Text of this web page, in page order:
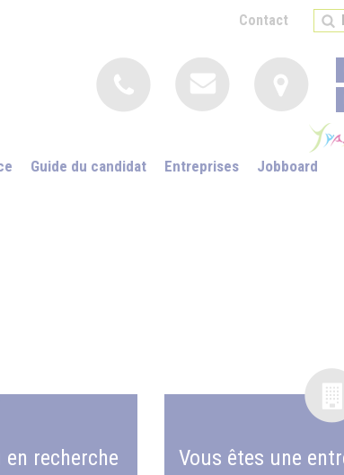
Contact
Guide du candidat Entreprises Jobboard
recherche
Vous êtes une